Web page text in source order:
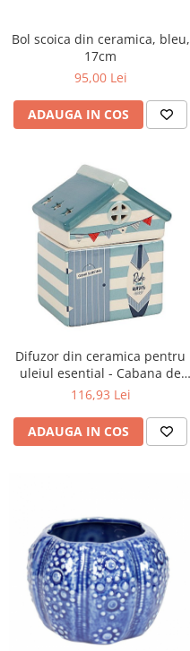
Decoratiuni care se agata
Tablouri
Bol scoica din ceramica, bleu,
17cm
95,00 Lei
ADAUGA IN COS
Difuzor din ceramica pentru
uleiul esential - Cabana de
plaja
116,93 Lei
ADAUGA IN COS